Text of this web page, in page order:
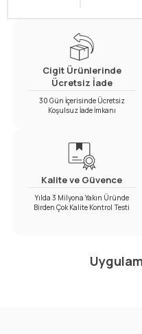
Cigit Ürünlerinde
Ücretsiz İade
30 Gün İçerisinde Ücretsiz
Koşulsuz İade İmkanı
Kalite ve Güvence
Yılda 3 Milyona Yakın Üründe
Birden Çok Kalite Kontrol Testi